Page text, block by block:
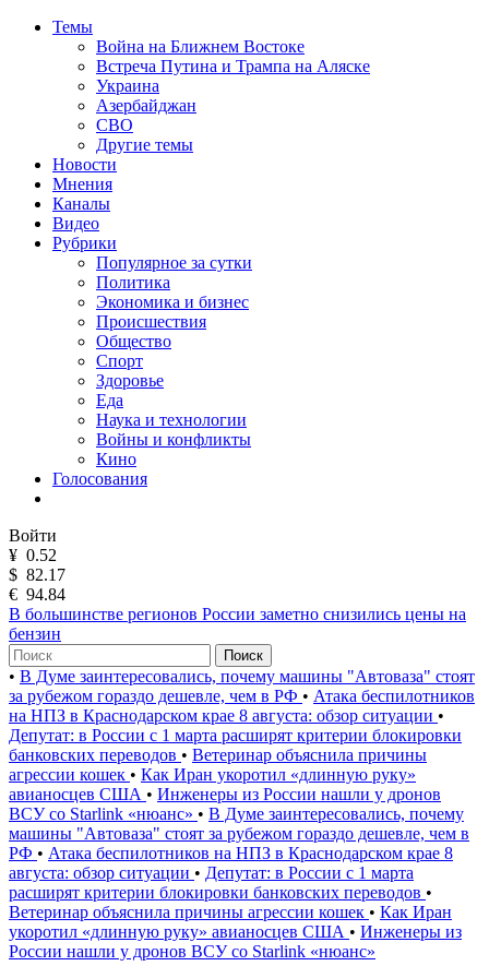
Темы
Война на Ближнем Востоке
Встреча Путина и Трампа на Аляске
Украина
Азербайджан
СВО
Другие темы
Новости
Мнения
Каналы
Видео
Рубрики
Популярное за сутки
Политика
Экономика и бизнес
Происшествия
Общество
Спорт
Здоровье
Еда
Наука и технологии
Войны и конфликты
Кино
Голосования
Войти
¥ 0.52
$ 82.17
€ 94.84
В большинстве регионов России заметно снизились цены на
бензин
Поиск
• В Думе заинтересовались, почему машины "Автоваза" стоят
за рубежом гораздо дешевле, чем в РФ • Атака беспилотников
на НПЗ в Краснодарском крае 8 августа: обзор ситуации •
Депутат: в России с 1 марта расширят критерии блокировки
банковских переводов • Ветеринар объяснила причины
агрессии кошек • Как Иран укоротил «длинную руку»
авианосцев США • Инженеры из России нашли у дронов
ВСУ со Starlink «нюанс» • В Думе заинтересовались, почему
машины "Автоваза" стоят за рубежом гораздо дешевле, чем в
РФ • Атака беспилотников на НПЗ в Краснодарском крае 8
августа: обзор ситуации • Депутат: в России с 1 марта
расширят критерии блокировки банковских переводов •
Ветеринар объяснила причины агрессии кошек • Как Иран
укоротил «длинную руку» авианосцев США • Инженеры из
России нашли у дронов ВСУ со Starlink «нюанс»